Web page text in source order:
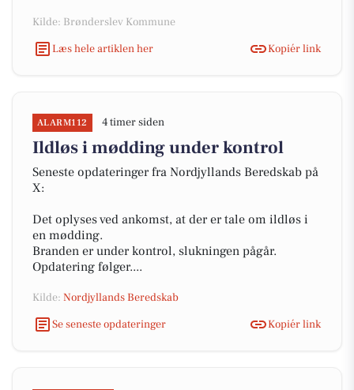
Kilde: Brønderslev Kommune
Læs hele artiklen her
Kopiér link
ALARM112 4 timer siden
Ildløs i mødding under kontrol
Seneste opdateringer fra Nordjyllands Beredskab på
X:
Det oplyses ved ankomst, at der er tale om ildløs i
en mødding.
Branden er under kontrol, slukningen pågår.
Opdatering følger....
Kilde: Nordjyllands Beredskab
Se seneste opdateringer
Kopiér link